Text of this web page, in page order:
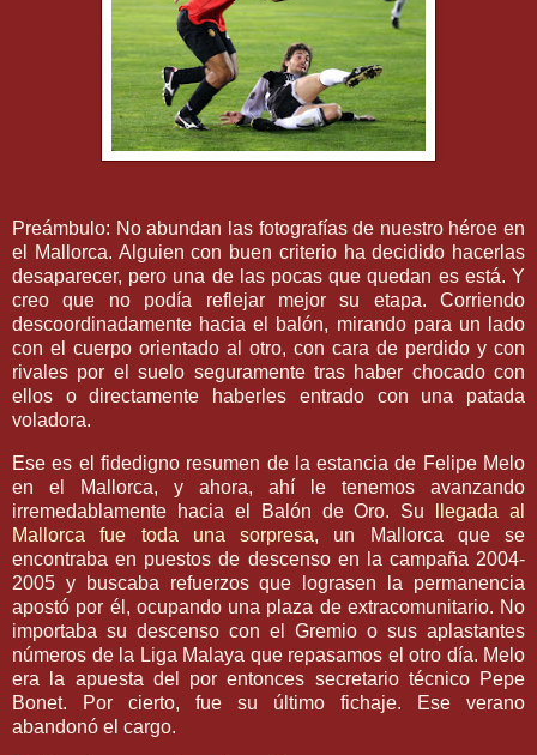
Preámbulo: No abundan las fotografías de nuestro héroe en
el
Mallorca. Alguien con buen criterio ha decidido hacerlas
desaparecer, pero una de las pocas que quedan es está. Y
creo que no podía reflejar mejor su etapa. Corriendo
descoordinadamente hacia el balón, mirando para un lado
con el cuerpo orientado al otro, con cara de perdido y con
rivales por el suelo seguramente tras haber chocado con
ellos o directamente haberles entrado con una patada
voladora.
Ese es el fidedigno resumen de la estancia de Felipe Melo
en el
Mallorca, y ahora, ahí le tenemos avanzando
irremedablamente hacia el Balón de Oro. Su
llegada al
Mallorca fue toda una sorpresa, un Mallorca que se
encontraba en puestos de descenso en la campaña 2004-
2005 y buscaba refuerzos que lograsen la permanencia
apostó por él, ocupando una plaza de extracomunitario. No
importaba su descenso con el Gremio o sus aplastantes
números de la Liga Malaya que repasamos el otro día. Melo
era la apuesta del por entonces secretario técnico Pepe
Bonet. Por cierto, fue su último fichaje. Ese verano
abandonó el cargo.